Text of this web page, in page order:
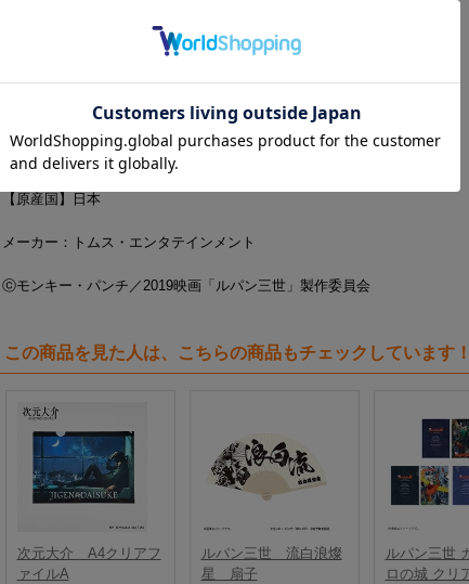
・次元
商品仕様：
【サイズ】A4
【原産国】日本
メーカー：トムス・エンタテインメント
ⓒモンキー・パンチ／2019映画「ルパン三世」製作委員会
この商品を見た人は、こちらの商品もチェックしています
次元大介 A4クリアフ
ァイルA
ルパン三世 流白浪燦
星 扇子
ルパン三世
ロの城 クリ